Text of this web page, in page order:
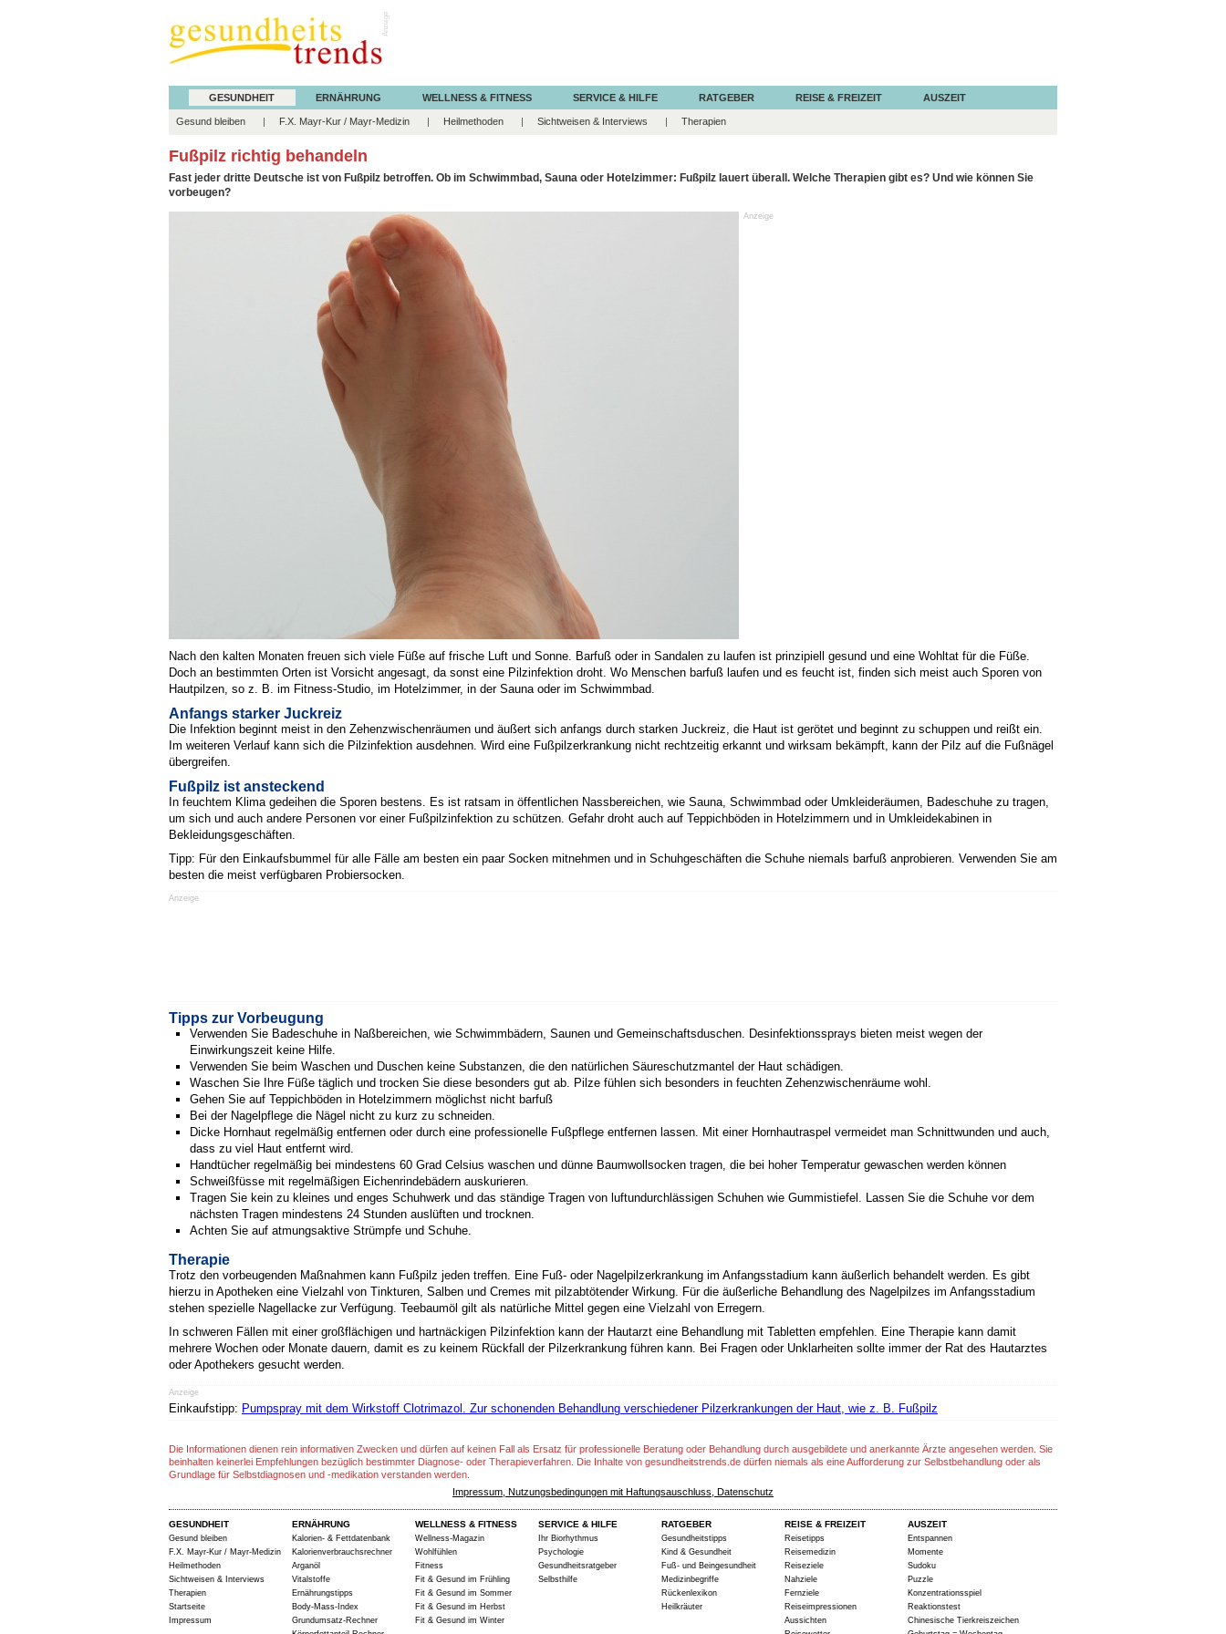
Anzeige
GESUNDHEIT ERNÄHRUNG WELLNESS & FITNESS SERVICE & HILFE RATGEBER REISE & FREIZEIT AUSZEIT
Gesund bleiben F.X. Mayr-Kur / Mayr-Medizin Heilmethoden Sichtweisen & Interviews Therapien
Fußpilz richtig behandeln
Fast jeder dritte Deutsche ist von Fußpilz betroffen. Ob im Schwimmbad, Sauna oder Hotelzimmer: Fußpilz lauert überall. Welche Therapien gibt es? Und wie können Sie
vorbeugen?
Anzeige
Nach den kalten Monaten freuen sich viele Füße auf frische Luft und Sonne. Barfuß oder in Sandalen zu laufen ist prinzipiell gesund und eine Wohltat für die Füße.
Doch an bestimmten Orten ist Vorsicht angesagt, da sonst eine Pilzinfektion droht. Wo Menschen barfuß laufen und es feucht ist, finden sich meist auch Sporen von
Hautpilzen, so z. B. im Fitness-Studio, im Hotelzimmer, in der Sauna oder im Schwimmbad.
Anfangs starker Juckreiz
Die Infektion beginnt meist in den Zehenzwischenräumen und äußert sich anfangs durch starken Juckreiz, die Haut ist gerötet und beginnt zu schuppen und reißt ein.
Im weiteren Verlauf kann sich die Pilzinfektion ausdehnen. Wird eine Fußpilzerkrankung nicht rechtzeitig erkannt und wirksam bekämpft, kann der Pilz auf die Fußnägel
übergreifen.
Fußpilz ist ansteckend
In feuchtem Klima gedeihen die Sporen bestens. Es ist ratsam in öffentlichen Nassbereichen, wie Sauna, Schwimmbad oder Umkleideräumen, Badeschuhe zu tragen,
um sich und auch andere Personen vor einer Fußpilzinfektion zu schützen. Gefahr droht auch auf Teppichböden in Hotelzimmern und in Umkleidekabinen in
Bekleidungsgeschäften.
Tipp: Für den Einkaufsbummel für alle Fälle am besten ein paar Socken mitnehmen und in Schuhgeschäften die Schuhe niemals barfuß anprobieren. Verwenden Sie am
besten die meist verfügbaren Probiersocken.
Anzeige
Tipps zur Vorbeugung
Verwenden Sie Badeschuhe in Naßbereichen, wie Schwimmbädern, Saunen und Gemeinschaftsduschen. Desinfektionssprays bieten meist wegen der
Einwirkungszeit keine Hilfe.
Verwenden Sie beim Waschen und Duschen keine Substanzen, die den natürlichen Säureschutzmantel der Haut schädigen.
Waschen Sie Ihre Füße täglich und trocken Sie diese besonders gut ab. Pilze fühlen sich besonders in feuchten Zehenzwischenräume wohl.
Gehen Sie auf Teppichböden in Hotelzimmern möglichst nicht barfuß
Bei der Nagelpflege die Nägel nicht zu kurz zu schneiden.
Dicke Hornhaut regelmäßig entfernen oder durch eine professionelle Fußpflege entfernen lassen. Mit einer Hornhautraspel vermeidet man Schnittwunden und auch,
dass zu viel Haut entfernt wird.
Handtücher regelmäßig bei mindestens 60 Grad Celsius waschen und dünne Baumwollsocken tragen, die bei hoher Temperatur gewaschen werden können
Schweißfüsse mit regelmäßigen Eichenrindebädern auskurieren.
Tragen Sie kein zu kleines und enges Schuhwerk und das ständige Tragen von luftundurchlässigen Schuhen wie Gummistiefel. Lassen Sie die Schuhe vor dem
nächsten Tragen mindestens 24 Stunden auslüften und trocknen.
Achten Sie auf atmungsaktive Strümpfe und Schuhe.
Therapie
Trotz den vorbeugenden Maßnahmen kann Fußpilz jeden treffen. Eine Fuß- oder Nagelpilzerkrankung im Anfangsstadium kann äußerlich behandelt werden. Es gibt
hierzu in Apotheken eine Vielzahl von Tinkturen, Salben und Cremes mit pilzabtötender Wirkung. Für die äußerliche Behandlung des Nagelpilzes im Anfangsstadium
stehen spezielle Nagellacke zur Verfügung. Teebaumöl gilt als natürliche Mittel gegen eine Vielzahl von Erregern.
In schweren Fällen mit einer großflächigen und hartnäckigen Pilzinfektion kann der Hautarzt eine Behandlung mit Tabletten empfehlen. Eine Therapie kann damit
mehrere Wochen oder Monate dauern, damit es zu keinem Rückfall der Pilzerkrankung führen kann. Bei Fragen oder Unklarheiten sollte immer der Rat des Hautarztes
oder Apothekers gesucht werden.
Anzeige
Einkaufstipp: Pumpspray mit dem Wirkstoff Clotrimazol. Zur schonenden Behandlung verschiedener Pilzerkrankungen der Haut, wie z. B. Fußpilz
Die Informationen dienen rein informativen Zwecken und dürfen auf keinen Fall als Ersatz für professionelle Beratung oder Behandlung durch ausgebildete und anerkannte Ärzte angesehen werden. Sie
beinhalten keinerlei Empfehlungen bezüglich bestimmter Diagnose- oder Therapieverfahren. Die Inhalte von gesundheitstrends.de dürfen niemals als eine Aufforderung zur Selbstbehandlung oder als
Grundlage für Selbstdiagnosen und -medikation verstanden werden.
Impressum, Nutzungsbedingungen mit Haftungsauschluss, Datenschutz
GESUNDHEIT
Gesund bleiben
F.X. Mayr-Kur / Mayr-Medizin
Heilmethoden
Sichtweisen & Interviews
Therapien
Startseite
Impressum
ERNÄHRUNG
Kalorien- & Fettdatenbank
Kalorienverbrauchsrechner
Arganöl
Vitalstoffe
Ernährungstipps
Body-Mass-Index
Grundumsatz-Rechner
WELLNESS & FITNESS
Wellness-Magazin
Wohlfühlen
Fitness
Fit & Gesund im Frühling
Fit & Gesund im Sommer
Fit & Gesund im Herbst
Fit & Gesund im Winter
SERVICE & HILFE
Ihr Biorhythmus
Psychologie
Gesundheitsratgeber
Selbsthilfe
RATGEBER
Gesundheitstipps
Kind & Gesundheit
Fuß- und Beingesundheit
Medizinbegriffe
Rückenlexikon
Heilkräuter
REISE & FREIZEIT
Reisetipps
Reisemedizin
Reiseziele
Nahziele
Fernziele
Reiseimpressionen
Aussichten
AUSZEIT
Entspannen
Momente
Sudoku
Puzzle
Konzentrationsspiel
Reaktionstest
Chinesische Tierkreiszeichen